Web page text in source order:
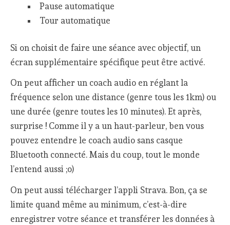
Pause automatique
Tour automatique
Si on choisit de faire une séance avec objectif, un
écran supplémentaire spécifique peut être activé.
On peut afficher un coach audio en réglant la
fréquence selon une distance (genre tous les 1km) ou
une durée (genre toutes les 10 minutes). Et après,
surprise ! Comme il y a un haut-parleur, ben vous
pouvez entendre le coach audio sans casque
Bluetooth connecté. Mais du coup, tout le monde
l’entend aussi ;o)
On peut aussi télécharger l’appli Strava. Bon, ça se
limite quand même au minimum, c’est-à-dire
enregistrer votre séance et transférer les données à